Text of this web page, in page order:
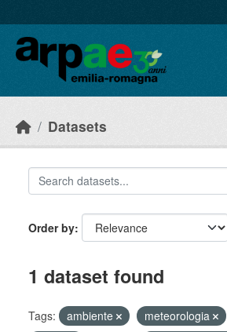
Datasets
Order by
1 dataset found
Tags: ambiente meteorologia